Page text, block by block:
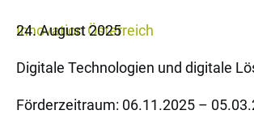
Innovation Österreich
24. August 2025
Digitale Technologien und digitale
Förderzeitraum: 06.11.2025 –